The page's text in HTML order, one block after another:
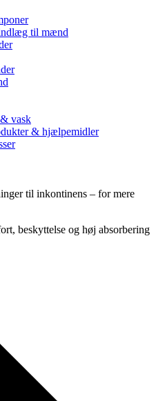
til mænd
vask
& hjælpemidler
til inkontinens – for mere
beskyttelse og høj absorbering